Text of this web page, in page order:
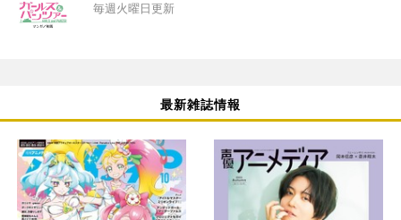
毎週火曜日更新
最新雑誌情報